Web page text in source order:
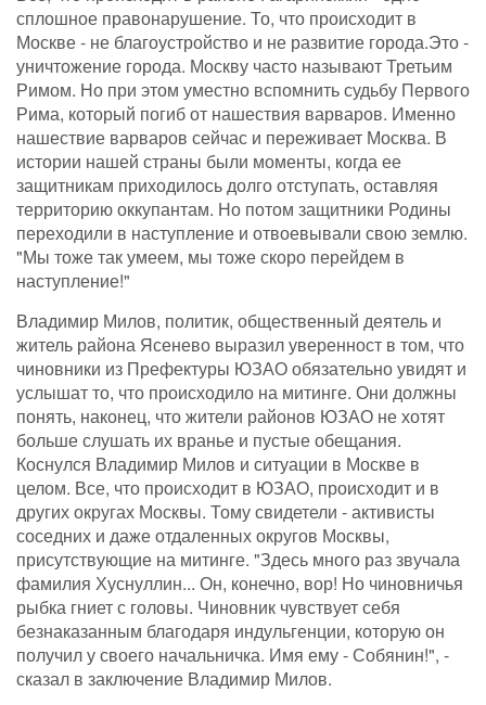
сплошное правонарушение. То, что происходит в
Москве - не благоустройство и не развитие города.Это -
уничтожение города. Москву часто называют Третьим
Римом. Но при этом уместно вспомнить судьбу Первого
Рима, который погиб от нашествия варваров. Именно
нашествие варваров сейчас и переживает Москва. В
истории нашей страны были моменты, когда ее
защитникам приходилось долго отступать, оставляя
территорию оккупантам. Но потом защитники Родины
переходили в наступление и отвоевывали свою землю.
"Мы тоже так умеем, мы тоже скоро перейдем в
наступление!"
Владимир Милов, политик, общественный деятель и
житель района Ясенево выразил уверенност в том, что
чиновники из Префектуры ЮЗАО обязательно увидят и
услышат то, что происходило на митинге. Они должны
понять, наконец, что жители районов ЮЗАО не хотят
больше слушать их вранье и пустые обещания.
Коснулся Владимир Милов и ситуации в Москве в
целом. Все, что происходит в ЮЗАО, происходит и в
других округах Москвы. Тому свидетели - активисты
соседних и даже отдаленных округов Москвы,
присутствующие на митинге. "Здесь много раз звучала
фамилия Хуснуллин... Он, конечно, вор! Но чиновничья
рыбка гниет с головы. Чиновник чувствует себя
безнаказанным благодаря индульгенции, которую он
получил у своего начальничка. Имя ему - Собянин!", -
сказал в заключение Владимир Милов.